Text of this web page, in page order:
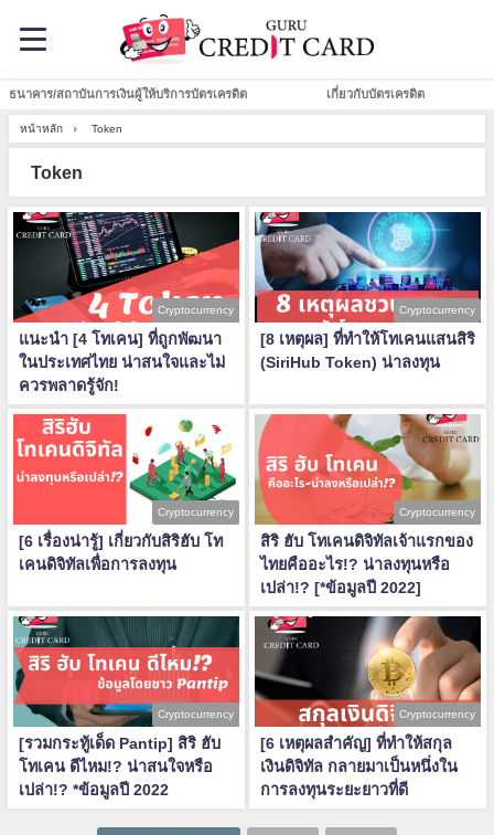
ธนาคาร/สถาบันการเงินผู้ให้บริการบัตรเครดิต เกี่ยวกับบัตรเครดิต
หน้าหลัก Token
Token
Cryptocurrency
แนะนำ [4 โทเคน] ที่ถูกพัฒนา
ในประเทศไทย น่าสนใจและไม่
ควรพลาดรู้จัก!
Cryptocurrency
[8 เหตุผล] ที่ทำให้โทเคนแสนสิริ
(SiriHub Token) น่าลงทุน
Cryptocurrency
[6 เรื่องน่ารู้] เกี่ยวกับสิริฮับ โท
เคนดิจิทัลเพื่อการลงทุน
Cryptocurrency
สิริ ฮับ โทเคนดิจิทัลเจ้าแรกของ
ไทยคืออะไร!? น่าลงทุนหรือ
เปล่า!? [*ข้อมูลปี 2022]
Cryptocurrency
[รวมกระทู้เด็ด Pantip] สิริ ฮับ
โทเคน ดีไหม!? น่าสนใจหรือ
เปล่า!? *ข้อมูลปี 2022
Cryptocurrency
[6 เหตุผลสำคัญ] ที่ทำให้สกุล
เงินดิจิทัล กลายมาเป็นหนึ่งใน
การลงทุนระยะยาวที่ดี